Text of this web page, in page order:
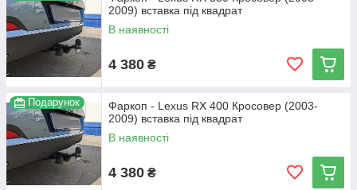
2009) вставка під квадрат
В наявності
4 380 ₴
Подарунок
Фаркоп - Lexus RX 400 Кросовер (2003-
2009) вставка під квадрат
В наявності
4 380 ₴